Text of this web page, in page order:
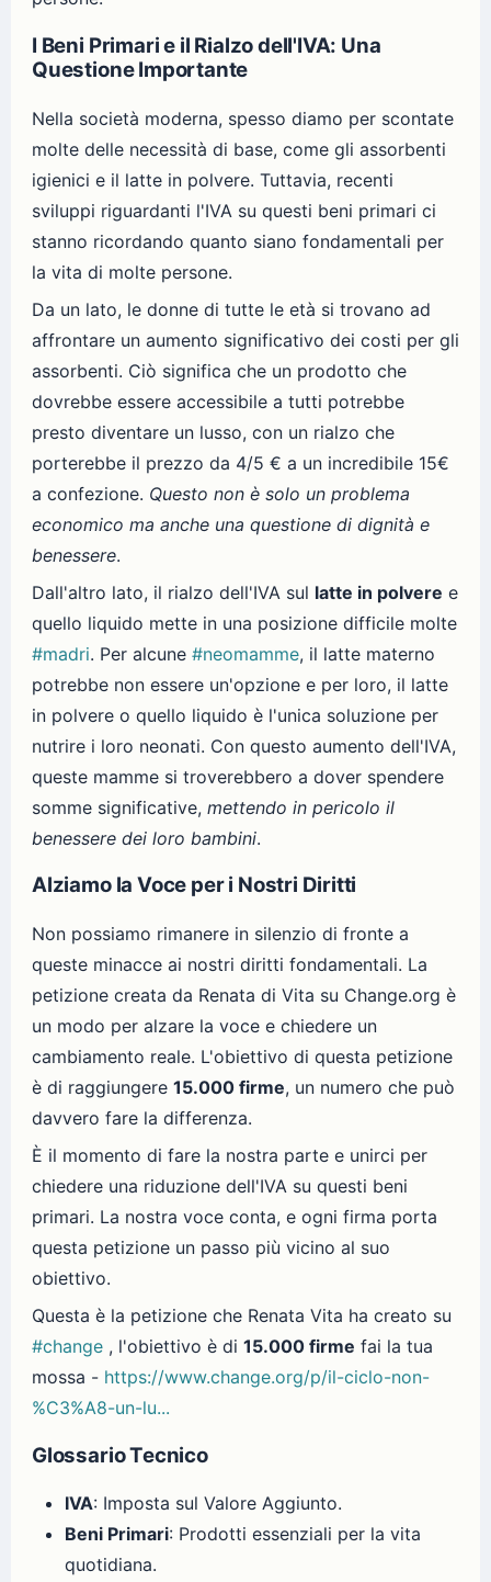
I Beni Primari e il Rialzo dell'IVA: Una
Questione Importante
Nella società moderna, spesso diamo per scontate
molte delle necessità di base, come gli assorbenti
igienici e il latte in polvere. Tuttavia, recenti
sviluppi riguardanti l'IVA su questi beni primari ci
stanno ricordando quanto siano fondamentali per
la vita di molte persone.
Da un lato, le donne di tutte le età si trovano ad
affrontare un aumento significativo dei costi per gli
assorbenti. Ciò significa che un prodotto che
dovrebbe essere accessibile a tutti potrebbe
presto diventare un lusso, con un rialzo che
porterebbe il prezzo da 4/5 € a un incredibile 15€
a confezione. Questo non è solo un problema
economico ma anche una questione di dignità e
benessere.
Dall'altro lato, il rialzo dell'IVA sul latte in polvere e
quello liquido mette in una posizione difficile molte
#madri. Per alcune #neomamme, il latte materno
potrebbe non essere un'opzione e per loro, il latte
in polvere o quello liquido è l'unica soluzione per
nutrire i loro neonati. Con questo aumento dell'IVA,
queste mamme si troverebbero a dover spendere
somme significative, mettendo in pericolo il
benessere dei loro bambini.
Alziamo la Voce per i Nostri Diritti
Non possiamo rimanere in silenzio di fronte a
queste minacce ai nostri diritti fondamentali. La
petizione creata da Renata di Vita su Change.org è
un modo per alzare la voce e chiedere un
cambiamento reale. L'obiettivo di questa petizione
è di raggiungere 15.000 firme, un numero che può
davvero fare la differenza.
È il momento di fare la nostra parte e unirci per
chiedere una riduzione dell'IVA su questi beni
primari. La nostra voce conta, e ogni firma porta
questa petizione un passo più vicino al suo
obiettivo.
Questa è la petizione che Renata Vita ha creato su
#change , l'obiettivo è di 15.000 firme fai la tua
mossa - https://www.change.org/p/il-ciclo-non-
%C3%A8-un-lu...
Glossario Tecnico
IVA: Imposta sul Valore Aggiunto.
Beni Primari: Prodotti essenziali per la vita
quotidiana.